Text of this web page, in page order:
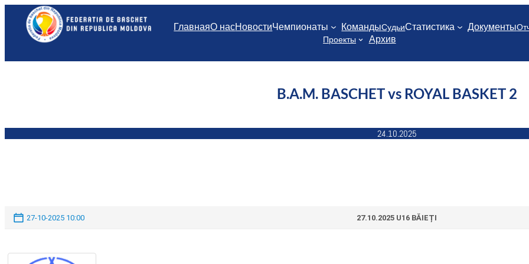
Перейти
содержимому
ГлавнаяО насНовостиЧемпионаты КомандыСудьиСтатистика Документы
Проекты
Архив
B.A.M. BASCHET vs ROYAL BASKET 2
24.10.2025
27-10-2025 10:00 27.10.2025 U16 BĂIEȚI